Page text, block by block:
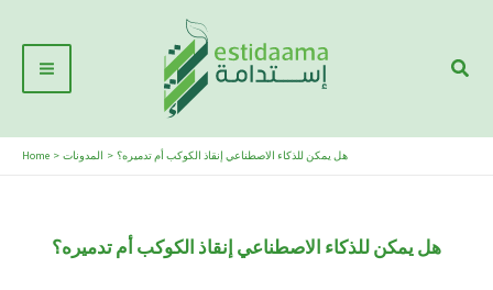
contentMenu
Home المدونات هل يمكن للذكاء الاصطناعي إنقاذ الكوكب أم تدميره؟
هل يمكن للذكاء الاصطناعي إنقاذ الكوكب أم تدميره؟